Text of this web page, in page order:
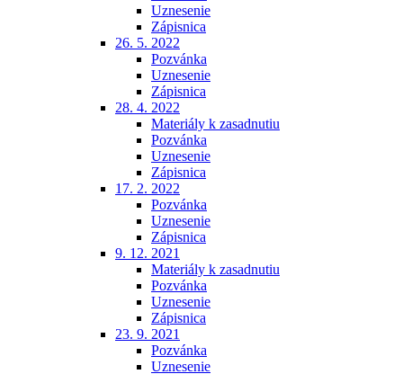
Uznesenie
Zápisnica
26. 5. 2022
Pozvánka
Uznesenie
Zápisnica
28. 4. 2022
Materiály k zasadnutiu
Pozvánka
Uznesenie
Zápisnica
17. 2. 2022
Pozvánka
Uznesenie
Zápisnica
9. 12. 2021
Materiály k zasadnutiu
Pozvánka
Uznesenie
Zápisnica
23. 9. 2021
Pozvánka
Uznesenie